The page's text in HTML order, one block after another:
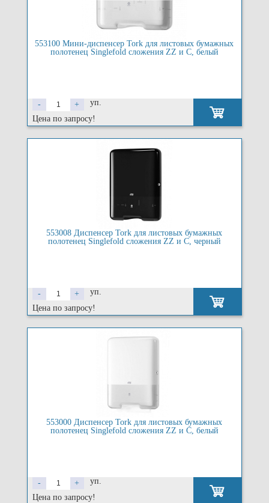
553100 Мини-диспенсер Tork для листовых бумажных
полотенец Singlefold сложения ZZ и C, белый
- +
уп.
Цена по запросу!
553008 Диспенсер Tork для листовых бумажных
полотенец Singlefold сложения ZZ и C, черный
- +
уп.
Цена по запросу!
553000 Диспенсер Tork для листовых бумажных
полотенец Singlefold сложения ZZ и C, белый
- +
уп.
Цена по запросу!